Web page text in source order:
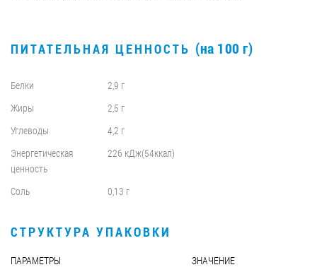
ПИТАТЕЛЬНАЯ ЦЕННОСТЬ (на 100 г)
Белки
2,9 г
Жиры
2,5 г
Углеводы
4,2 г
Энергетическая
ценность
226 кДж(54ккал)
Соль 0,13 г
СТРУКТУРА УПАКОВКИ
ПАРАМЕТРЫ ЗНАЧЕНИЕ